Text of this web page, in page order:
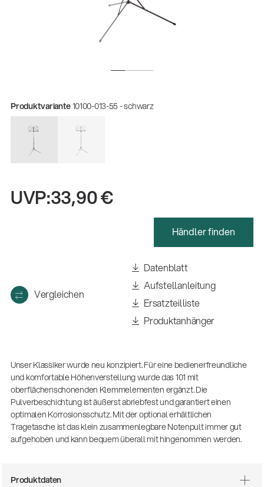
Mit dabei, wenn Fußballgeschichte
geschrieben wird: Mikrofonieren am
Spielfeldrand
Produkte| 19.06.2026
Fachkraft für Metalltechnik Ausbildung
(E-Paper)
Produktvariante10100-013-55 - schwarz
UVP:33,90 €
Händler finden
Vergleichen
Datenblatt
Aufstellanleitung
Ersatzteilliste
Produktanhänger
Unser Klassiker wurde neu konzipiert. Für eine bedienerfreundliche
und komfortable Höhenverstellung wurde das 101 mit
oberflächenschonenden Klemmelementen ergänzt. Die
Pulverbeschichtung ist äußerst abriebfest und garantiert einen
optimalen Korrosionsschutz. Mit der optional erhältlichen
Tragetasche ist das klein zusammenlegbare Notenpult immer gut
aufgehoben und kann bequem überall mit hingenommen werden.
Produktdaten